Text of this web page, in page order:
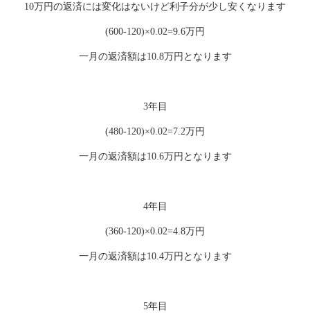
10万円の返済には変化はないけど利子分が少し安くなります
(600-120)×0.02=9.6万円
一月の返済額は10.8万円となります
3年目
(480-120)×0.02=7.2万円
一月の返済額は10.6万円となります
4年目
(360-120)×0.02=4.8万円
一月の返済額は10.4万円となります
5年目